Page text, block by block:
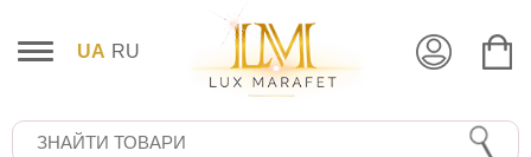
UA RU